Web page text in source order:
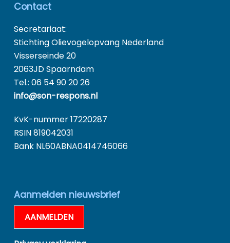
Contact
Secretariaat:
Stichting Olievogelopvang Nederland
Visserseinde 20
2063JD Spaarndam
Tel.: 06 54 90 20 26
info@son-respons.nl
KvK-nummer 17220287
RSIN 819042031
Bank NL60ABNA0414746066
Aanmelden nieuwsbrief
AANMELDEN